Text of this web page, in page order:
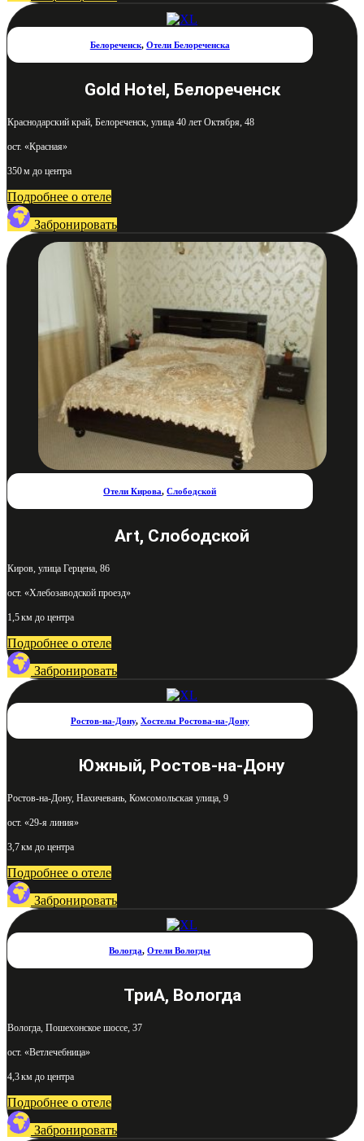
Белореченск, Отели Белореченска
Gold Hotel, Белореченск
Краснодарский край, Белореченск, улица 40 лет Октября, 48
ост. «Красная»
350 м до центра
Подробнее о отеле
Забронировать
Отели Кирова,Слободской
Art, Слободской
Киров, улица Герцена, 86
ост. «Хлебозаводской проезд»
1,5 км до центра
Подробнее о отеле
Забронировать
Ростов-на-Дону, Хостелы Ростова-на-Дону
Южный, Ростов-на-Дону
Ростов-на-Дону, Нахичевань, Комсомольская улица, 9
ост. «29-я линия»
3,7 км до центра
Подробнее о отеле
Забронировать
Вологда,Отели Вологды
ТриА, Вологда
Вологда, Пошехонское шоссе, 37
ост. «Ветлечебница»
4,3 км до центра
Подробнее о отеле
Забронировать